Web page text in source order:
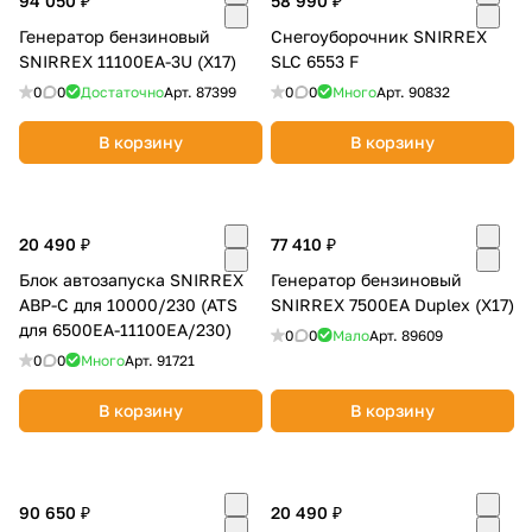
Для домашних мастерских: дрели,
шлифмашины, садовая техника.
250 сервисных центров в России и
Казахстане.
Опыт, проверенный временем
Бренд создан объединением лидеров рынка с
30-летним опытом. Каждая модель тестируется
в реальных условиях — от мороза -30°C до жары
Генератор бензиновый
SNIRREX 11100EA-3U (X17)
0 0 ДостаточноАрт. 87399
В корзину
Снегоуборочник SNIRREX
SLC 6553 F
0 0 МногоАрт. 90832
В корзину
20 490 ₽
Блок автозапуска SNIRREX
ABP-C для 10000/230 (ATS
для 6500EA-11100EA/230)
0 0 МногоАрт. 91721
В корзину
77 410 ₽
Генератор бензиновый
SNIRREX 7500EA Duplex (X17)
0 0 МалоАрт. 89609
В корзину
90 650 ₽ 20 490 ₽